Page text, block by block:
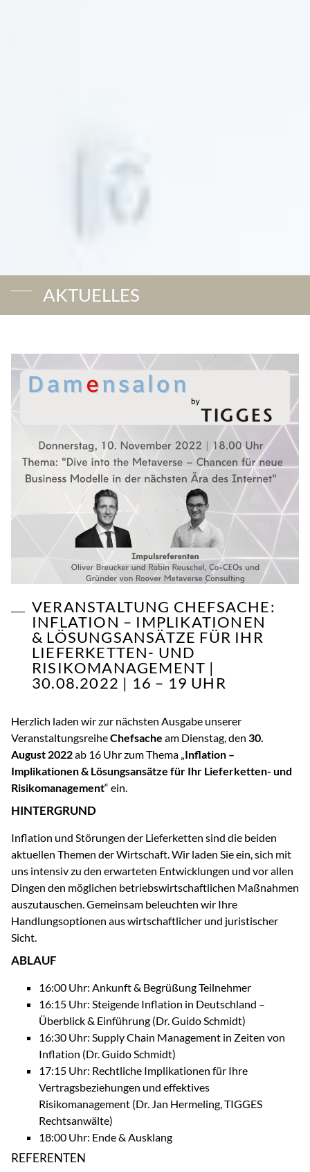
AKTUELLES
VERANSTALTUNG CHEFSACHE:
INFLATION – IMPLIKATIONEN
& LÖSUNGSANSÄTZE FÜR IHR
LIEFERKETTEN- UND
RISIKOMANAGEMENT |
30.08.2022 | 16 – 19 UHR
Herzlich laden wir zur nächsten Ausgabe unserer
VeranstaltungsreiheChefsache am Dienstag, den 30.
August 2022ab 16 Uhr zum Thema „Inflation –
Implikationen & Lösungsansätze für Ihr Lieferketten- und
Risikomanagement“ ein.
HINTERGRUND
Inflation und Störungen der Lieferketten sind die beiden
aktuellen Themen der Wirtschaft. Wir laden Sie ein, sich mit
uns intensiv zu den erwarteten Entwicklungen und vor allen
Dingen den möglichen betriebswirtschaftlichen Maßnahmen
auszutauschen. Gemeinsam beleuchten wir Ihre
Handlungsoptionen aus wirtschaftlicher und juristischer
Sicht.
ABLAUF
16:00 Uhr: Ankunft & Begrüßung Teilnehmer
16:15 Uhr: Steigende Inflation in Deutschland –
Überblick & Einführung (Dr. Guido Schmidt)
16:30 Uhr: Supply Chain Management in Zeiten von
Inflation (Dr. Guido Schmidt)
17:15 Uhr: Rechtliche Implikationen für Ihre
Vertragsbeziehungen und effektives
Risikomanagement (Dr. Jan Hermeling, TIGGES
Rechtsanwälte)
18:00 Uhr: Ende & Ausklang
REFERENTEN